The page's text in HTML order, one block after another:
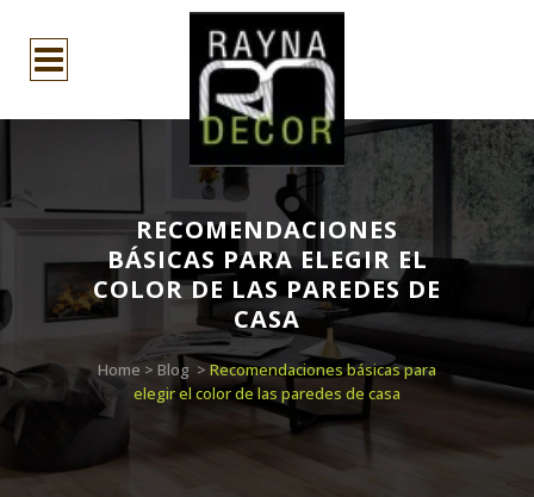
RECOMENDACIONES
BÁSICAS PARA ELEGIR EL
COLOR DE LAS PAREDES DE
CASA
Home > Blog >Recomendaciones básicas para
elegir el color de las paredes de casa